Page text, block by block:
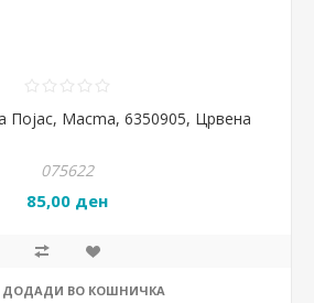
Појас, Macma, 6350905, Црвена
075622
85,00 ден
ДОДАДИ ВО КОШНИЧКА